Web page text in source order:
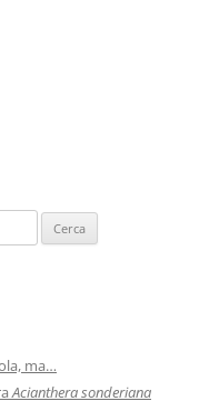
ma…
Acianthera sonderiana